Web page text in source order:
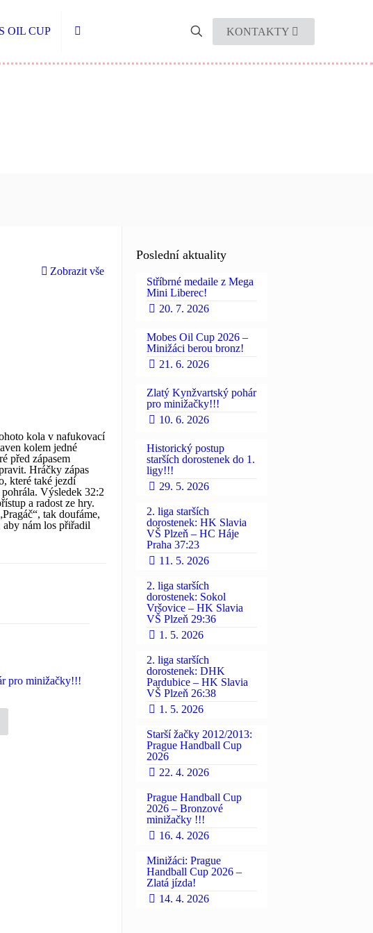
OIL CUP KONTAKTY
Zobrazit vše
kola v nafukovací
kolem jedné
před zápasem
Hráčky zápas
které také jezdí
Výsledek 32:2
a radost ze hry.
tak doufáme,
nám los přiřadil
pro minižačky!!!
Poslední aktuality
Stříbrné medaile z Mega
Mini Liberec!
20. 7. 2026
Mobes Oil Cup 2026 –
Minižáci berou bronz!
21. 6. 2026
Zlatý Kynžvartský pohár
pro minižačky!!!
10. 6. 2026
Historický postup
starších dorostenek do 1.
ligy!!!
29. 5. 2026
2. liga starších
dorostenek: HK Slavia
VŠ Plzeň – HC Háje
Praha 37:23
11. 5. 2026
2. liga starších
dorostenek: Sokol
Vršovice – HK Slavia
VŠ Plzeň 29:36
1. 5. 2026
2. liga starších
dorostenek: DHK
Pardubice – HK Slavia
VŠ Plzeň 26:38
1. 5. 2026
Starší žačky 2012/2013:
Prague Handball Cup
2026
22. 4. 2026
Prague Handball Cup
2026 – Bronzové
minižačky !!!
16. 4. 2026
Minižáci: Prague
Handball Cup 2026 –
Zlatá jízda!
14. 4. 2026